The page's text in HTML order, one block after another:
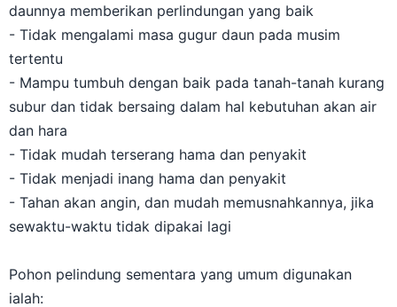
daunnya memberikan perlindungan yang baik
- Tidak mengalami masa gugur daun pada musim
tertentu
- Mampu tumbuh dengan baik pada tanah-tanah kurang
subur dan tidak bersaing dalam hal kebutuhan akan air
dan hara
- Tidak mudah terserang hama dan penyakit
- Tidak menjadi inang hama dan penyakit
- Tahan akan angin, dan mudah memusnahkannya, jika
sewaktu-waktu tidak dipakai lagi
Pohon pelindung sementara yang umum digunakan
ialah: